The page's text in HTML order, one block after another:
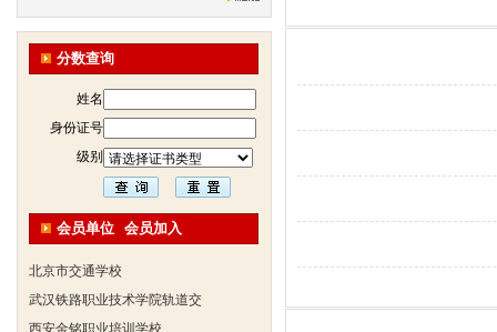
分数查询
姓名
身份证号
级别
会员单位 会员加入
陕西交通职业技术学院
西安三资职业学院
安弗施无线射频系统(上海)有
达诺巴特集团（中国）
欧姆龙自动化（中国）有限公
中铁隧道勘测设计院有限公司
克诺尔车辆设备（苏州）有限
深圳达实智能股份有限公司
北京市交通学校
武汉铁路职业技术学院轨道交
西安金铭职业培训学校